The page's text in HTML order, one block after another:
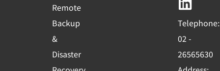
Remote
Backup
&
Disaster
b
o
o
k
-
u
b
e
e
d
i
n
Telephone:
02 -
26565630